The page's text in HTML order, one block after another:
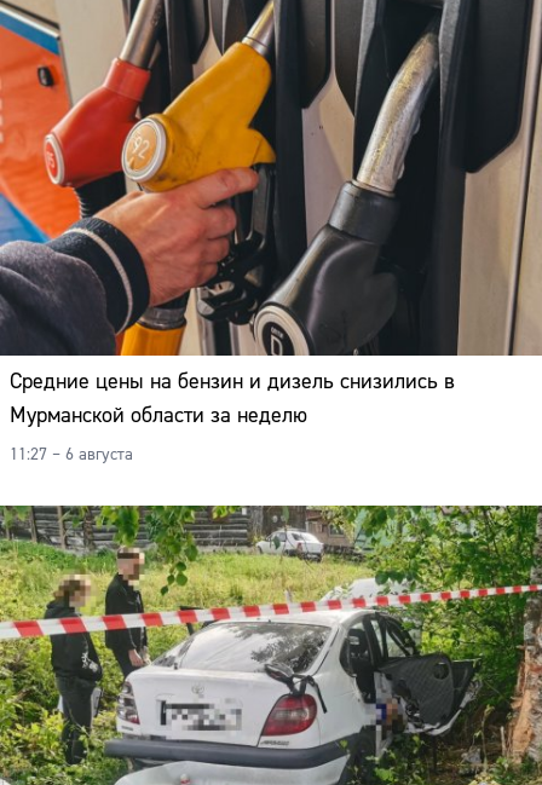
Средние цены на бензин и дизель снизились в
Мурманской области за неделю
11:27 – 6 августа